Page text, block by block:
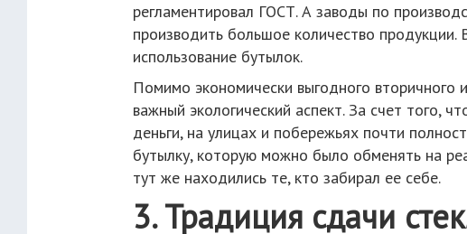
регламентировал ГОСТ. А заводы по
производить большое количество
использование бутылок.
Помимо экономически выгодного вторичного
важный экологический аспект. За счет того,
деньги, на улицах и побережьях почти
бутылку, которую можно было обменять на
тут же находились те, кто забирал ее себе.
3. Традиция сдачи